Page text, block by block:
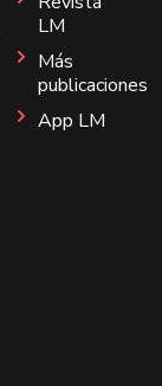
LM
Más
publicaciones
App LM